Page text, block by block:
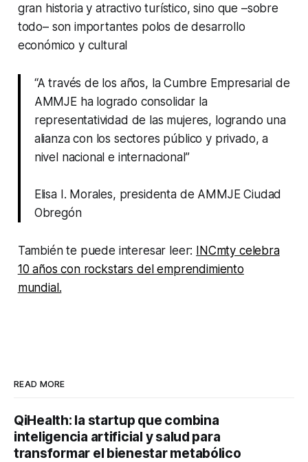
gran historia y atractivo turístico, sino que –sobre
todo– son importantes polos de desarrollo
económico y cultural
“A través de los años, la Cumbre Empresarial de
AMMJE ha logrado consolidar la
representatividad de las mujeres, logrando una
alianza con los sectores público y privado, a
nivel nacional e internacional”
Elisa I. Morales, presidenta de AMMJE Ciudad
Obregón
También te puede interesar leer: INCmty celebra
10 años con rockstars del emprendimiento
mundial.
READ MORE
QiHealth: la startup que combina
inteligencia artificial y salud para
transformar el bienestar metabólico